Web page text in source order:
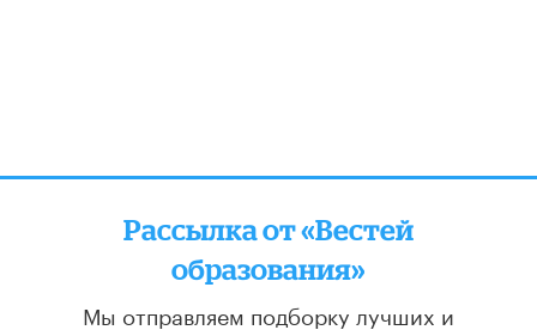
Рассылка от «Вестей
образования»
Мы отправляем подборку лучших и